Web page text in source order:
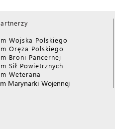
Wojska Polskiego
Oręża Polskiego
Broni Pancernej
Sił Powietrznych
Weterana
Marynarki Wojennej